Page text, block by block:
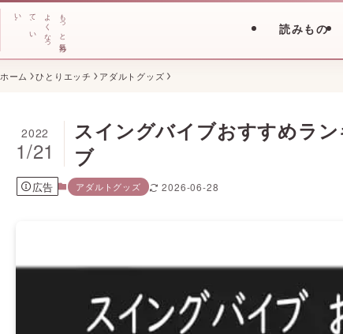
も
っ
と
ち
よ
く
な
っ
て
、
い
い
。
読みもの
ホーム ひとりエッチ アダルトグッズ
スイングバイブおすすめラ
ブ
2022
1/21
広告 アダルトグッズ 2026-06-28